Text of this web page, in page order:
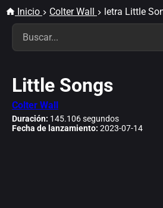
Inicio Colter Wall letra Little
Little Songs
Colter Wall
Duración: 145.106 segundos
Fecha de lanzamiento: 2023-07-14